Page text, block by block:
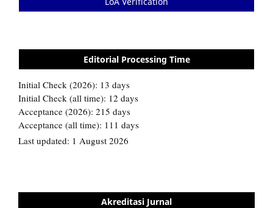
Editorial Processing Time
Akreditasi Jurnal